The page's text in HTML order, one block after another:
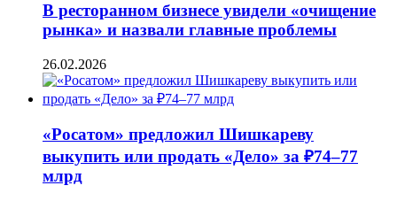
В ресторанном бизнесе увидели «очищение
рынка» и назвали главные проблемы
26.02.2026
«Росатом» предложил Шишкареву
выкупить или продать «Дело» за ₽74–77
млрд